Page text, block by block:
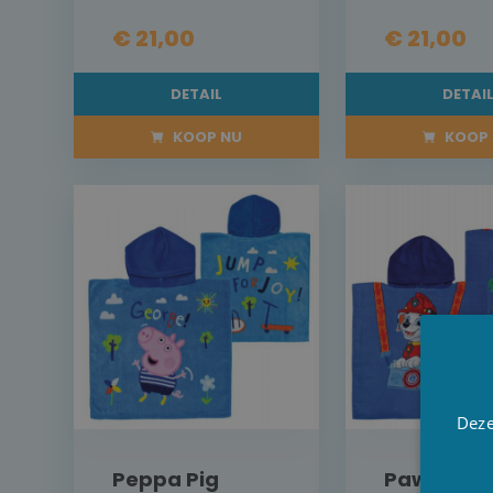
€ 21,00
DETAIL
KOOP NU
€ 21,00
DETAIL
KOOP
Peppa Pig
Paw Patrol